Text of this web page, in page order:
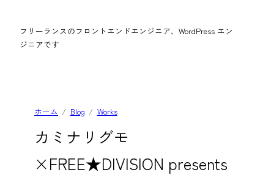
フリーランスのフロントエンドエンジニア、WordPress エン
ジニアです
ホーム Blog Works
カミナリグモ
×FREE★DIVISION presents